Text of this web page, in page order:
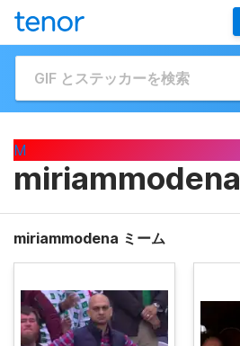
M
miriammodena
miriammodena ミーム